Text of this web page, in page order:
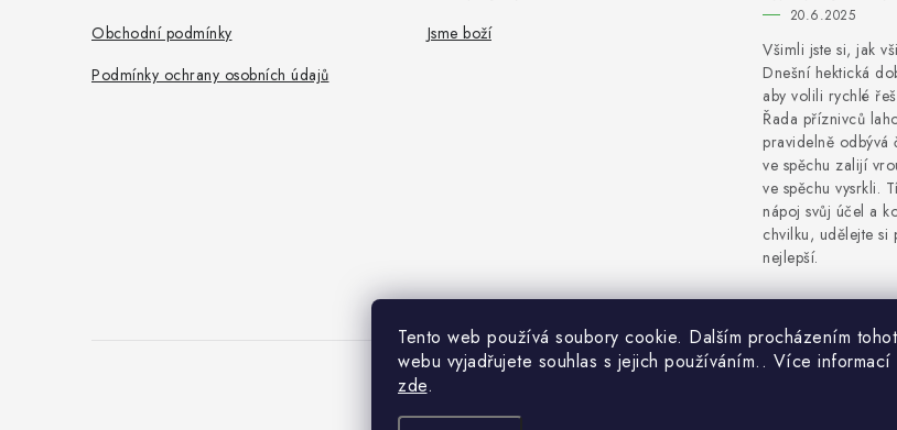
Tento web používá soubory cookie. Dalším procházením
webu vyjadřujete souhlas s jejich používáním.. Více informací
zde.
Obchodní podmínky
Podmínky ochrany osobních údajů
Jsme boží
20.6.2025
Všimli jste si, jak
Dnešní hektická
aby volili rychlé
Řada příznivců
pravidelně odbývá
ve spěchu zalijí
ve spěchu vysrkli.
nápoj svůj účel a
chvilku, udělejte si
nejlepší.